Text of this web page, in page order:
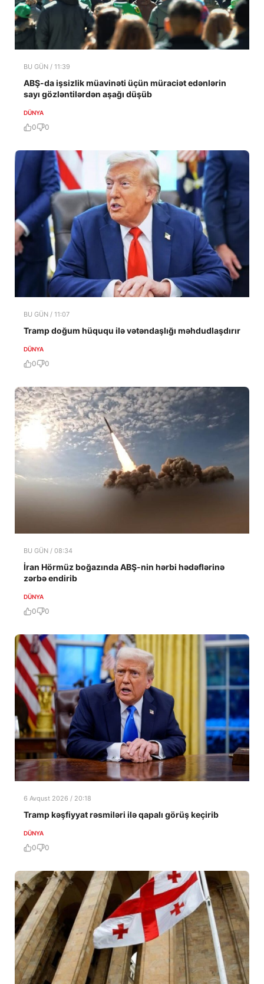
BU GÜN / 11:39
ABŞ-da işsizlik müavinəti üçün müraciət edənlərin
sayı gözləntilərdən aşağı düşüb
DÜNYA
0 0
BU GÜN / 11:07
Tramp doğum hüququ ilə vətəndaşlığı məhdudlaşdırır
DÜNYA
0 0
BU GÜN / 08:34
İran Hörmüz boğazında ABŞ-nin hərbi hədəflərinə
zərbə endirib
DÜNYA
0 0
6 Avqust 2026 / 20:18
Tramp kəşfiyyat rəsmiləri ilə qapalı görüş keçirib
DÜNYA
0 0